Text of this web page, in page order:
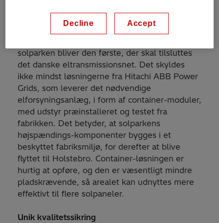
Solparken, som står klar til drift i sommeren
2021, vil være den største solpark i
solparken bliver den første, der skal tilsluttes
det danske eltransmissionsnet. Det skyldes
ikke mindst løsningerne fra Hitachi ABB Power
Grids, som leverer det nødvendige
elforsyningsanlæg, i form af container-moduler,
med udstyr præinstalleret og testet fra
fabrikken. Det betyder, at solparkens
højspændings-komponenter bygges i et
beskyttet fabriksmiljø, for derefter at blive
flyttet til Holstebro. Container-løsningen er
hurtig at opføre, og den er væsentligt mindre
pladskrævende, så arealet kan udnyttes mere
effektivt til flere solpaneler.
Unik kvalitetssikring
Decline Accept